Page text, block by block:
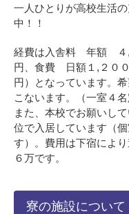
一人ひとりが高校生活
中！！
経費は入舎料 年額 ４,
円、食費 日額１,２０
円）となっています。
こないます。（一室４名
また、本校でお願いし
位で入居しています（
す）。費用は下宿によ
６万です。
寮の施設について